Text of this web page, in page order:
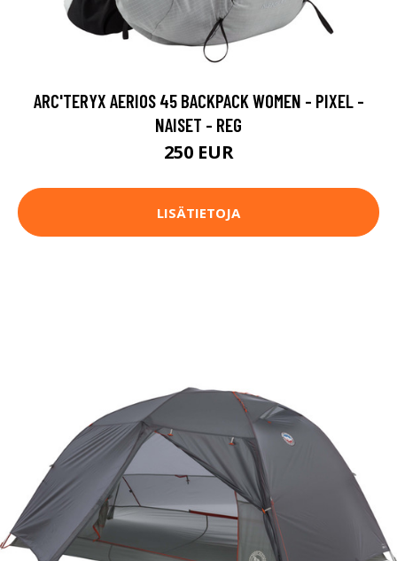
ARC'TERYX AERIOS 45 BACKPACK WOMEN - PIXEL -
NAISET - REG
250 EUR
LISÄTIETOJA